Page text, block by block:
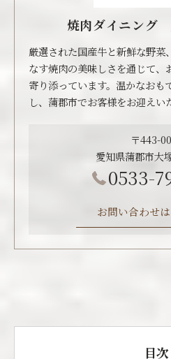
焼肉ダイニング
厳選された国産牛と新鮮な野菜
なす焼肉の美味しさを通じて、
寄り添っています。温かなおも
し、蒲郡市でお客様をお迎えい
〒443-
愛知県蒲郡市大
0533-
お問い合わせ
目次